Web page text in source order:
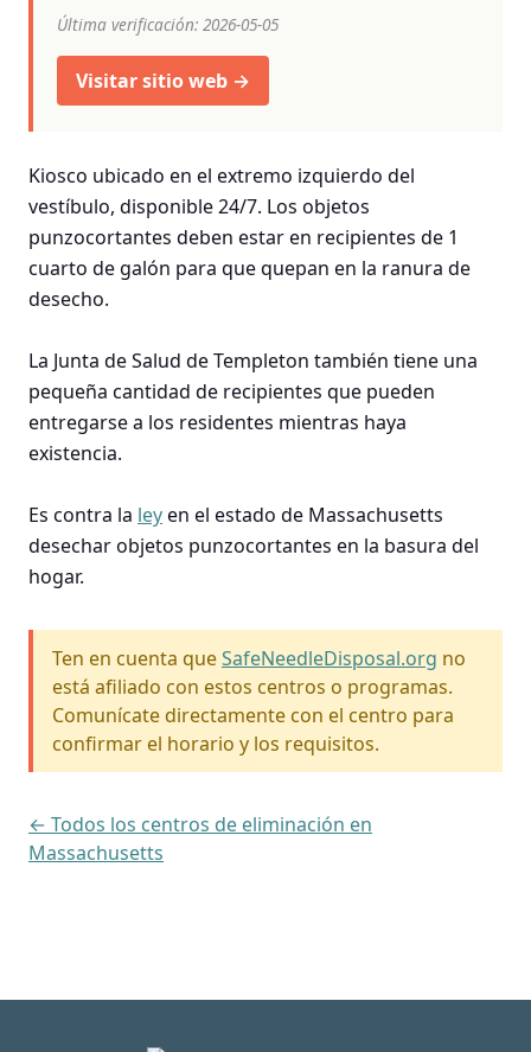
Última verificación: 2026-05-05
Visitar sitio web →
Kiosco ubicado en el extremo izquierdo del
vestíbulo, disponible 24/7. Los objetos
punzocortantes deben estar en recipientes de 1
cuarto de galón para que quepan en la ranura de
desecho.
La Junta de Salud de Templeton también tiene una
pequeña cantidad de recipientes que pueden
entregarse a los residentes mientras haya
existencia.
Es contra la leyen el estado de Massachusetts
desechar objetos punzocortantes en la basura del
hogar.
Ten en cuenta queSafeNeedleDisposal.org no
está afiliado con estos centros o programas.
Comunícate directamente con el centro para
confirmar el horario y los requisitos.
← Todos los centros de eliminación en
Massachusetts